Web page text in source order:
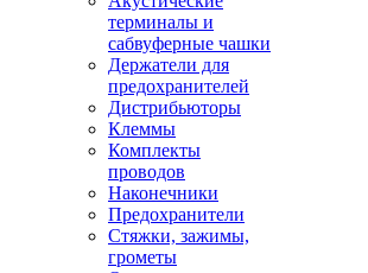
терминалы и
сабвуферные чашки
Держатели для
предохранителей
Дистрибьюторы
Клеммы
Комплекты
проводов
Наконечники
Предохранители
Стяжки, зажимы,
грометы